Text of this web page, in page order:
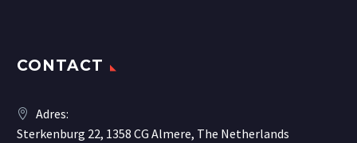
CONTACT
Adres:
Sterkenburg 22, 1358 CG Almere, The Netherlands